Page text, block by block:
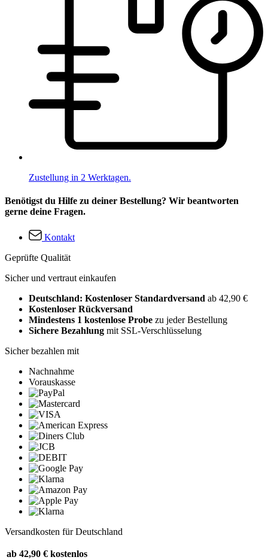
Zustellung in 2 Werktagen.
Benötigst du Hilfe zu deiner Bestellung? Wir beantworten
gerne deine Fragen.
Kontakt
Geprüfte Qualität
Sicher und vertraut einkaufen
Deutschland: Kostenloser Standardversand ab 42,90 €
Kostenloser Rückversand
Mindestens 1 kostenlose Probe zu jeder Bestellung
Sichere Bezahlung mit SSL-Verschlüsselung
Sicher bezahlen mit
Nachnahme
Vorauskasse
Versandkosten für Deutschland
ab 42,90 € kostenlos